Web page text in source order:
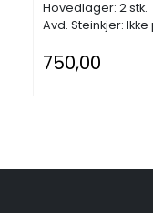
armeringsnett
Hovedlager: 2 stk.
Avd. Steinkjer:
750,00